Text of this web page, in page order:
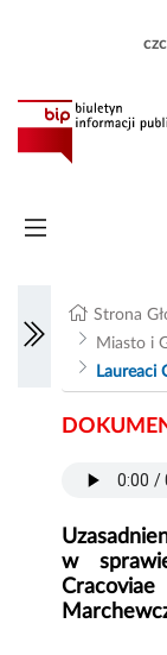
Strona
Miasto i
Laureaci
w